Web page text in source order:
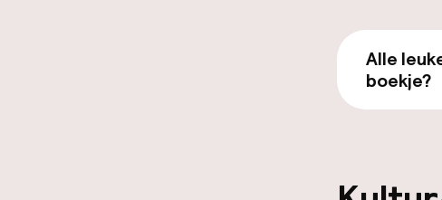
Alle
boekje?